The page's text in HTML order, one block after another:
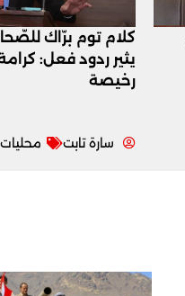
كلام توم برّاك
يثير ردود فعل:
رخيصة
سارة تابت محليات